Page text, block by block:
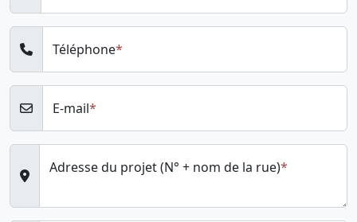
Téléphone
E-mail
Adresse du projet (N° + nom de la rue)